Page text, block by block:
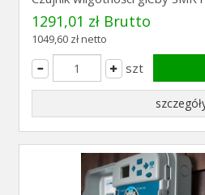
1291,01 zł Brutto
1049,60 zł netto
szt